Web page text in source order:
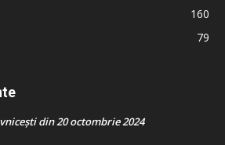
160
79
din 20 octombrie 2024